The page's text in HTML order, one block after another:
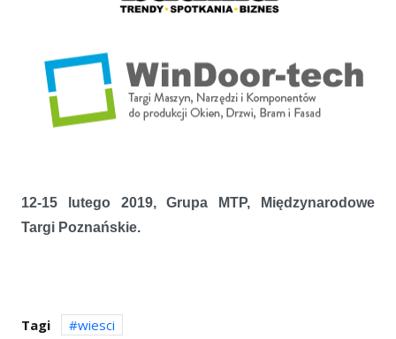
12-15 lutego 2019, Grupa MTP, Międzynarodowe
Targi Poznańskie.
Tagi wiesci